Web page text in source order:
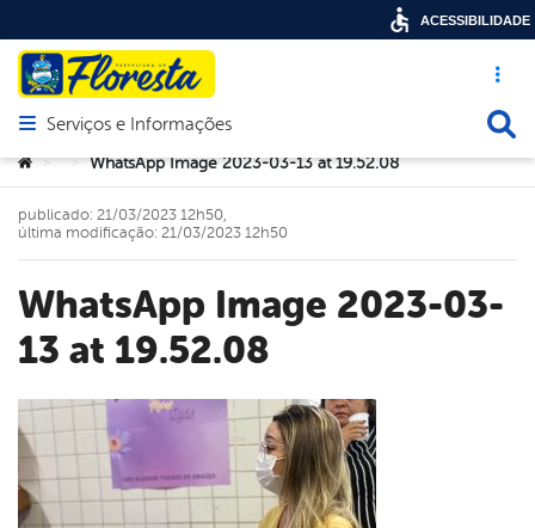
Acesso
Abrir menu principal de navegação
Serviços e Informações
Você está aqui:
> > WhatsApp Image 2023-03-13 at 19.52.08
WhatsApp Image 2023-03-
13 at 19.52.08
publicado: 21/03/2023 12h50,
última modificação: 21/03/2023 12h50
ACESSIBILIDADE